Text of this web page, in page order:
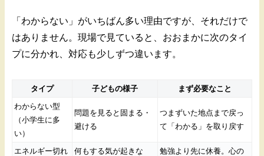
「わからない」がいちばん多い理由ですが、それだけで
はありません。現場で見ていると、おおまかに次のタイ
プに分かれ、対応も少しずつ違います。
タイプ 子どもの様子
まず必要なこと
わからない型
（小学生に多
い）
問題を見ると固まる・
避ける
つまずいた地点まで戻っ
て「わかる」を取り戻す
エネルギー切れ
何もする気が起きな
勉強より先に休養。心の